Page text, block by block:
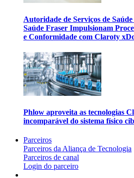
Autoridade de Serviços de
Saúde Fraser Impulsionam
e Conformidade com Claroty
Phlow aproveita as tecnologias
incomparável do sistema físico
Parceiros
Parceiros da Aliança de Tecnologia
Parceiros de canal
Login do parceiro